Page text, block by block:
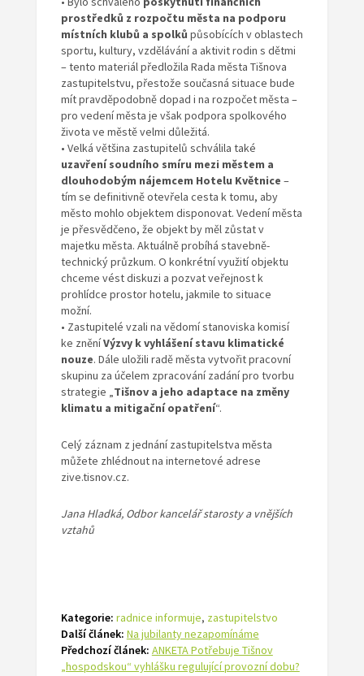
prostředků z rozpočtu města na podporu
místních klubů a spolků působících v oblastech
sportu, kultury, vzdělávání a aktivit rodin s dětmi
– tento materiál předložila Rada města Tišnova
zastupitelstvu, přestože současná situace bude
mít pravděpodobně dopad i na rozpočet města –
pro vedení města je však podpora spolkového
života ve městě velmi důležitá.
• Velká většina zastupitelů schválila také
uzavření soudního smíru mezi městem a
dlouhodobým nájemcem Hotelu Květnice –
tím se definitivně otevřela cesta k tomu, aby
město mohlo objektem disponovat. Vedení města
je přesvědčeno, že objekt by měl zůstat v
majetku města. Aktuálně probíhá stavebně-
technický průzkum. O konkrétní využití objektu
chceme vést diskuzi a pozvat veřejnost k
prohlídce prostor hotelu, jakmile to situace
možní.
• Zastupitelé vzali na vědomí stanoviska komisí
ke zněníVýzvy k vyhlášení stavu klimatické
nouze. Dále uložili radě města vytvořit pracovní
skupinu za účelem zpracování zadání pro tvorbu
strategie „Tišnov a jeho adaptace na změny
klimatu a mitigační opatření“.
Celý záznam z jednání zastupitelstva města
můžete zhlédnout na internetové adrese
zive.tisnov.cz.
Jana Hladká, Odbor kancelář starosty a vnějších
vztahů
Kategorie: radnice informuje, zastupitelstvo
Další článek: Na jubilanty nezapomínáme
Předchozí článek: ANKETA Potřebuje Tišnov
„hospodskou“ vyhlášku regulující provozní dobu?